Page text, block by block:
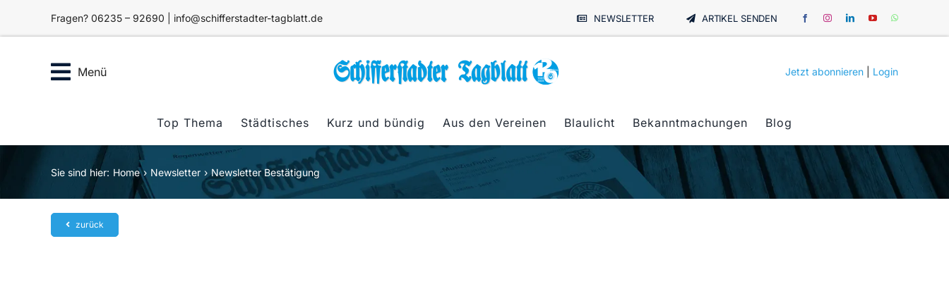
Fragen? 06235 – 92690 | info@schifferstadter-tagblatt.de NEWSLETTER ARTIKEL SENDEN
Menü Jetzt abonnieren Login
Top Thema Städtisches Kurz und bündig Aus den Vereinen Blaulicht Bekanntmachungen Blog
Sie sind hier: Home Newsletter Newsletter Bestätigung
zurück